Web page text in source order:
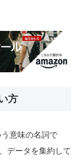
方
う意味の名詞で
データを集約して